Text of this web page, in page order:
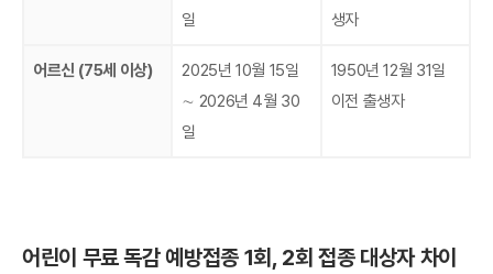
일
생자
어르신 (75세 이상)
2025년 10월 15일
∼ 2026년 4월 30
일
1950년 12월 31일
이전 출생자
어린이 무료 독감 예방접종 1회, 2회 접종 대상자 차이